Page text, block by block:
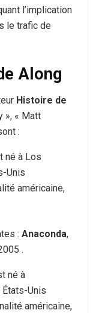
l’implication
le trafic de
Along
Histoire de
», « Matt
:
né à Los
Unis
américaine,
: Anaconda,
.
né à
États-Unis
américaine,